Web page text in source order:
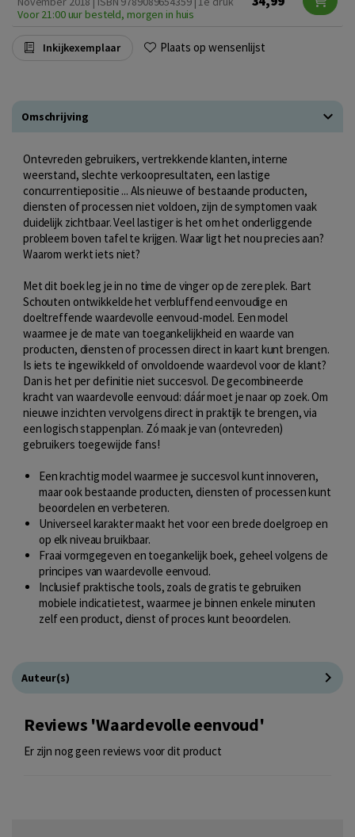
Voor 21:00 uur besteld, morgen in huis
Inkijkexemplaar Plaats op wensenlijst
Omschrijving
Ontevreden gebruikers, vertrekkende klanten, interne
weerstand, slechte verkoopresultaten, een lastige
concurrentiepositie ... Als nieuwe of bestaande producten,
diensten of processen niet voldoen, zijn de symptomen vaak
duidelijk zichtbaar. Veel lastiger is het om het onderliggende
probleem boven tafel te krijgen. Waar ligt het nou precies aan?
Waarom werkt iets niet?
Met dit boek leg je in no time de vinger op de zere plek. Bart
Schouten ontwikkelde het verbluffend eenvoudige en
doeltreffende waardevolle eenvoud-model. Een model
waarmee je de mate van toegankelijkheid en waarde van
producten, diensten of processen direct in kaart kunt brengen.
Is iets te ingewikkeld of onvoldoende waardevol voor de klant?
Dan is het per definitie niet succesvol. De gecombineerde
kracht van waardevolle eenvoud: dáár moet je naar op zoek. Om
nieuwe inzichten vervolgens direct in praktijk te brengen, via
een logisch stappenplan. Zó maak je van (ontevreden)
gebruikers toegewijde fans!
Een krachtig model waarmee je succesvol kunt innoveren,
maar ook bestaande producten, diensten of processen kunt
beoordelen en verbeteren.
Universeel karakter maakt het voor een brede doelgroep en
op elk niveau bruikbaar.
Fraai vormgegeven en toegankelijk boek, geheel volgens de
principes van waardevolle eenvoud.
Inclusief praktische tools, zoals de gratis te gebruiken
mobiele indicatietest, waarmee je binnen enkele minuten
zelf een product, dienst of proces kunt beoordelen.
Auteur(s)
Reviews 'Waardevolle eenvoud'
Er zijn nog geen reviews voor dit product